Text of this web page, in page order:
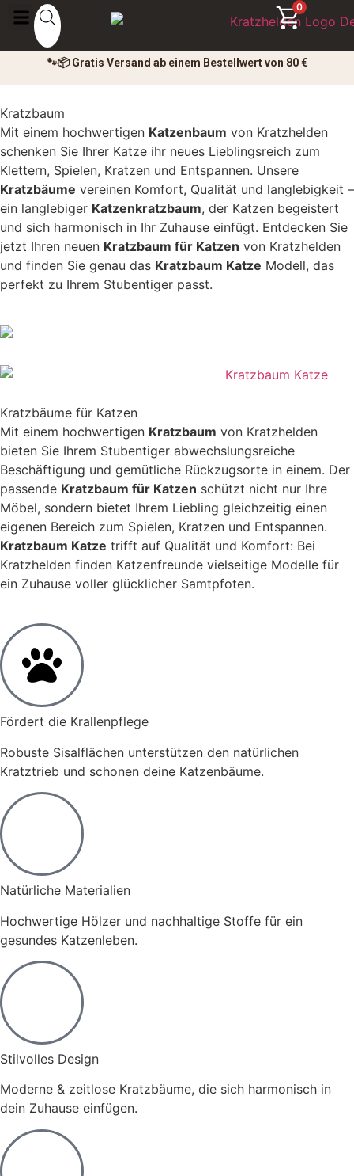
0
🐾📦 Gratis Versand ab einem Bestellwert von 80 €
Kratzbaum
Mit einem hochwertigen Katzenbaum von Kratzhelden
schenken Sie Ihrer Katze ihr neues Lieblingsreich zum
Klettern, Spielen, Kratzen und Entspannen. Unsere
Kratzbäume vereinen Komfort, Qualität und langlebigkeit –
ein langlebiger Katzenkratzbaum, der Katzen begeistert
und sich harmonisch in Ihr Zuhause einfügt. Entdecken Sie
jetzt Ihren neuen Kratzbaum für Katzen von Kratzhelden
und finden Sie genau das Kratzbaum Katze Modell, das
perfekt zu Ihrem Stubentiger passt.
Kratzbäume für Katzen
Mit einem hochwertigen Kratzbaum von Kratzhelden
bieten Sie Ihrem Stubentiger abwechslungsreiche
Beschäftigung und gemütliche Rückzugsorte in einem. Der
passende Kratzbaum für Katzen schützt nicht nur Ihre
Möbel, sondern bietet Ihrem Liebling gleichzeitig einen
eigenen Bereich zum Spielen, Kratzen und Entspannen.
Kratzbaum Katze trifft auf Qualität und Komfort: Bei
Kratzhelden finden Katzenfreunde vielseitige Modelle für
ein Zuhause voller glücklicher Samtpfoten.
Fördert die Krallenpflege
Robuste Sisalflächen unterstützen den natürlichen
Kratztrieb und schonen deine Katzenbäume.
Natürliche Materialien
Hochwertige Hölzer und nachhaltige Stoffe für ein
gesundes Katzenleben.
Stilvolles Design
Moderne & zeitlose Kratzbäume, die sich harmonisch in
dein Zuhause einfügen.